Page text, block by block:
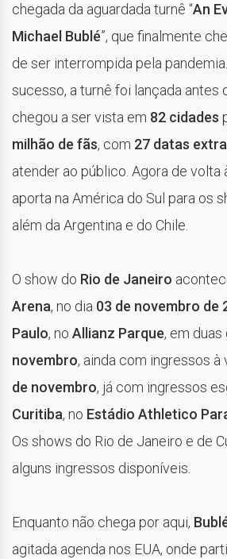
chegada da aguardada turnê “An
Michael Bublé”, que finalmente
de ser interrompida pela
sucesso, a turnê foi lançada antes
chegou a ser vista em 82 cidades
milhão de fãs, com 27 datas
atender ao público. Agora de volta
aporta na América do Sul para os
além da Argentina e do Chile.
O show do Rio de Janeiro
Arena, no dia 03 de novembro de
Paulo, no Allianz Parque, em duas
novembro, ainda com ingressos à
de novembro, já com ingressos
Curitiba, no Estádio Athletico
Os shows do Rio de Janeiro e de
alguns ingressos disponíveis.
Enquanto não chega por aqui,
agitada agenda nos EUA, onde